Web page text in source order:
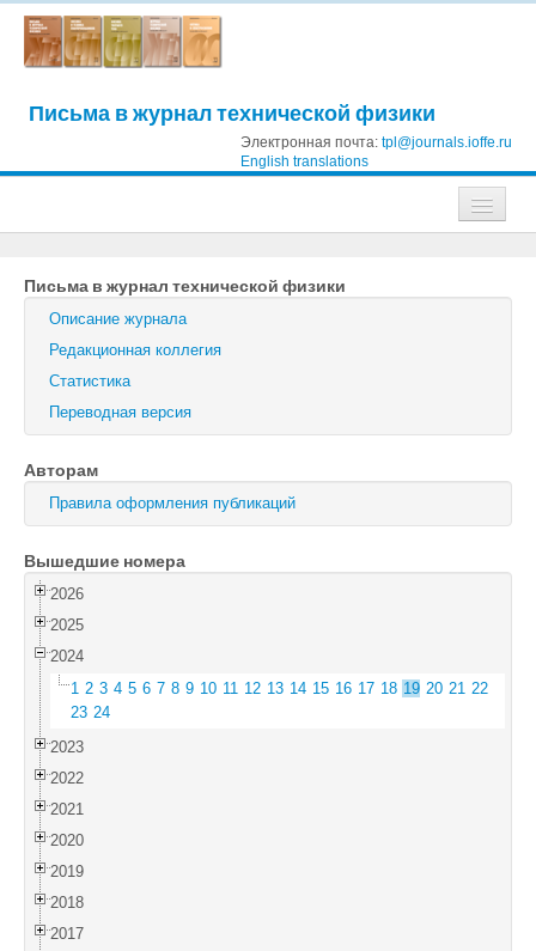
Письма в журнал технической физики
Электронная почта: tpl@journals.ioffe.ru
English translations
Журнал технической физики
Письма в Журнал технической физики
Физика твердого тела
Физика и техника полупроводников
Оптика и спектроскопия
Поиск
Войти
Письма в журнал технической физики
Описание журнала
Редакционная коллегия
Статистика
Переводная версия
Авторам
Правила оформления публикаций
Вышедшие номера
2026
2025
2024
1 2 3 4 5 6 7 8 9 10 11 12 13 14 15 16 17 18 19 20 21 22
23 24
2023
2022
2021
2020
2019
2018
2017